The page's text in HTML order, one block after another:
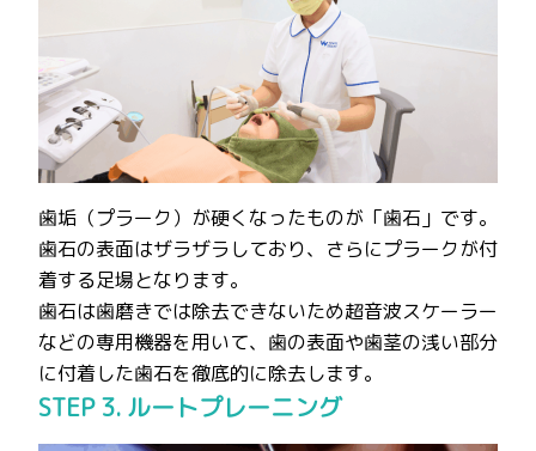
歯垢（プラーク）が硬くなったものが「歯石」です。
歯石の表面はザラザラしており、さらにプラークが付
着する足場となります。
歯石は歯磨きでは除去できないため超音波スケーラー
などの専用機器を用いて、歯の表面や歯茎の浅い部分
に付着した歯石を徹底的に除去します。
STEP 3. ルートプレーニング